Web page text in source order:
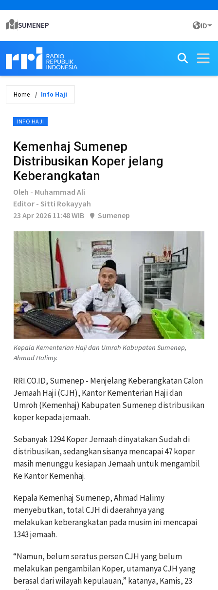
SUMENEP ID
Home Info Haji
INFO HAJI
Kemenhaj Sumenep
Distribusikan Koper jelang
Keberangkatan
Oleh - Muhammad Ali
Editor - Sitti Rokayyah
23 Apr 2026 11:48 WIB
Sumenep
Kepala Kementerian Haji dan Umroh Kabupaten Sumenep,
Ahmad Halimy.
RRI.CO.ID, Sumenep - Menjelang Keberangkatan Calon
Jemaah Haji (CJH), Kantor Kementerian Haji dan
Umroh (Kemenhaj) Kabupaten Sumenep distribusikan
koper kepada jemaah.
Sebanyak 1294 Koper Jemaah dinyatakan Sudah di
distribusikan, sedangkan sisanya mencapai 47 koper
masih menunggu kesiapan Jemaah untuk mengambil
Ke Kantor Kemenhaj.
Kepala Kemenhaj Sumenep, Ahmad Halimy
menyebutkan, total CJH di daerahnya yang
melakukan keberangkatan pada musim ini mencapai
1343 jemaah.
“Namun, belum seratus persen CJH yang belum
melakukan pengambilan Koper, utamanya CJH yang
berasal dari wilayah kepulauan,” katanya, Kamis, 23